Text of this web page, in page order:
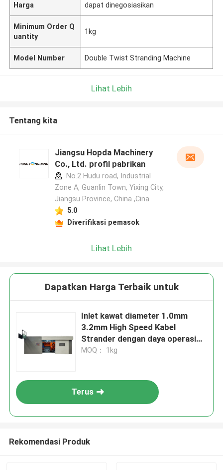
Harga dapat dinegosiasikan
Minimum Order Q
uantity
1kg
Model Number Double Twist Stranding Machine
Lihat Lebih
Tentang kita
Jiangsu Hopda Machinery
Co., Ltd. profil pabrikan
No.2 Hudu road, Industrial
Zone A, Guanlin Town, Yixing City,
Jiangsu Province, China ,Cina
5.0
Diverifikasi pemasok
Lihat Lebih
Dapatkan Harga Terbaik untuk
Inlet kawat diameter 1.0mm
3.2mm High Speed Kabel
Strander dengan daya operasi
harian 15KW untuk pembuatan
MOQ： 1kg
Terus
Rekomendasi Produk